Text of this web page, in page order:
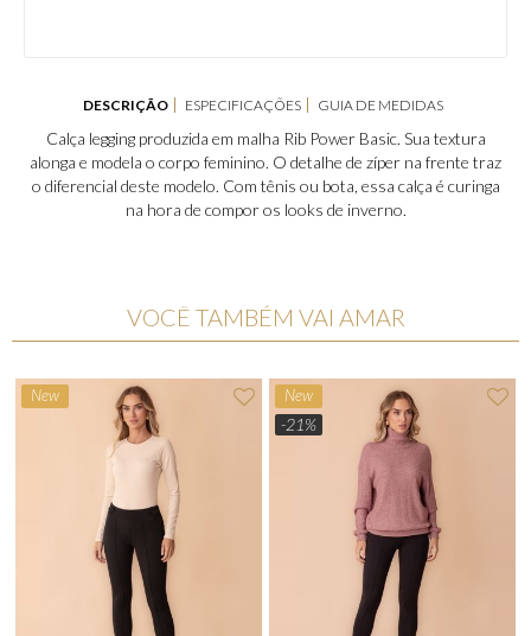
DESCRIÇÃO ESPECIFICAÇÕES GUIA DE MEDIDAS
Calça legging produzida em malha Rib Power Basic. Sua textura
alonga e modela o corpo feminino. O detalhe de zíper na frente traz
o diferencial deste modelo. Com tênis ou bota, essa calça é curinga
na hora de compor os looks de inverno.
VOCÊ TAMBÉM VAI AMAR
New New
-21%